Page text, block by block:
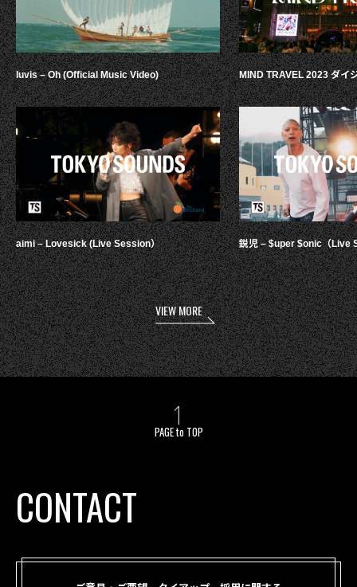
luvis – Oh (Official Music Video)
aimi – Lovesick (Live Session）
MIND TRAVEL 2023 ダイ
鋭児 – $uper $onic（Live
VIEW MORE
PAGE to TOP
CONTACT